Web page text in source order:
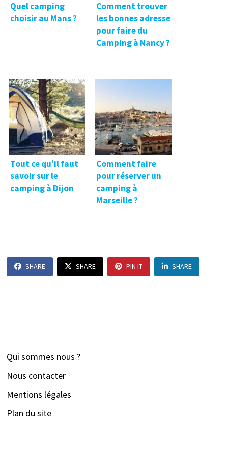
Quel camping
choisir au Mans ?
Comment trouver
les bonnes adresse
pour faire du
Camping à Nancy ?
Tout ce qu’il faut
savoir sur le
camping à Dijon
Comment faire
pour réserver un
camping à
Marseille ?
SHARE SHARE PIN IT SHARE
Qui sommes nous ?
Nous contacter
Mentions légales
Plan du site